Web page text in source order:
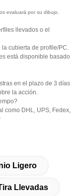
evaluará por su dibujo.
llevados o el
cubierta de profile/PC.
está disponible basado
en el plazo de 3 días
la acción.
como DHL, UPS, Fedex,
Ligero
Llevadas